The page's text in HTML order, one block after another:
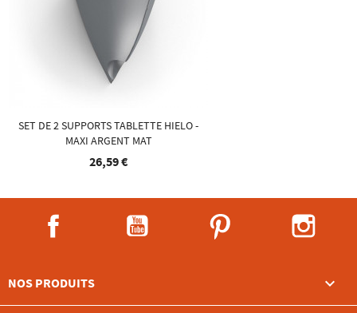
SET DE 2 SUPPORTS TABLETTE HIELO -
MAXI ARGENT MAT
26,59 €
NOS PRODUITS 